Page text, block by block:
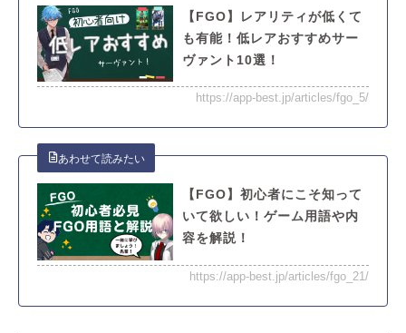
【FGO】レアリティが低くて
も有能！低レアおすすめサー
ヴァント10選！
https://app-best.jp/articles/fgo_5/
【FGO】初心者にこそ知って
いて欲しい！ゲーム用語や内
容を解説！
https://app-best.jp/articles/fgo_21/